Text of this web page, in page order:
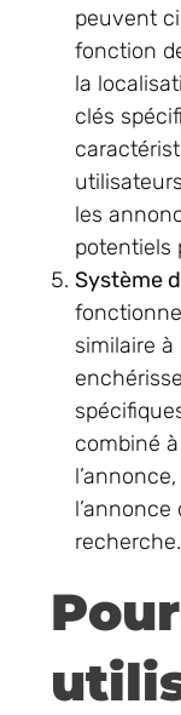
peuvent
fonction
la
clés
les
potentiels
Système
similaire à
combiné
recherche.